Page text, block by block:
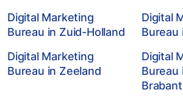
Digital Marketing
Bureau in Zuid-Holland
Digital
Bureau
Digital Marketing
Bureau in Zeeland
Digital
Bureau
Brabant